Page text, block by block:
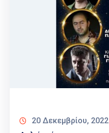
20 Δεκεμβρίου, 2022